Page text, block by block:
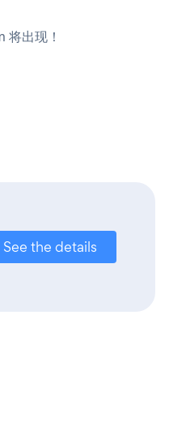
出现！
See the details